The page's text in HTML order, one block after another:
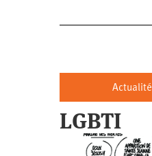
Actualité
Actualité
Politique
LGBTI